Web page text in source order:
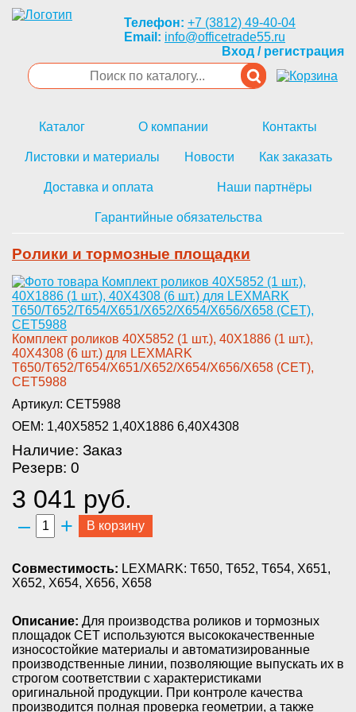
Телефон: +7 (3812) 49-40-04
Email: info@officetrade55.ru
Вход / регистрация
Каталог О компании Контакты
Листовки и материалы Новости Как заказать
Доставка и оплата Наши партнёры
Гарантийные обязательства
Ролики и тормозные площадки
Комплект роли­ков 40X5852 (1 шт.), 40X1886 (­1 шт.),
40X4308 (6 шт.) для LE­XMARK
T650/T652/T654/X651/X652­/X654/X656/X658 (CET),
CET5988­
Артикул: CET5988
OEM: 1,40X5852 1,40X1886 6,40X4308
Наличие: Заказ
Резерв: 0
3 041 руб.
– + В корзину
Совместимость: LEXMARK: T650, T652, T654, X651,
X652, X654, X656, X658
Описание: Для производства роликов и тормозных
площадок CET используются высококачественные
износостойкие материалы и автоматизированные
производственные линии, позволяющие выпускать их в
строгом соответствии с характеристиками
оригинальной продукции. При контроле качества
производится полная проверка геометрии, а также